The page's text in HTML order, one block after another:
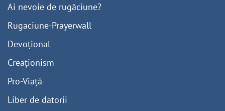
Ai nevoie de rugăciune?
Rugaciune-Prayerwall
Devoțional
Creaționism
Pro-Viață
Liber de datorii